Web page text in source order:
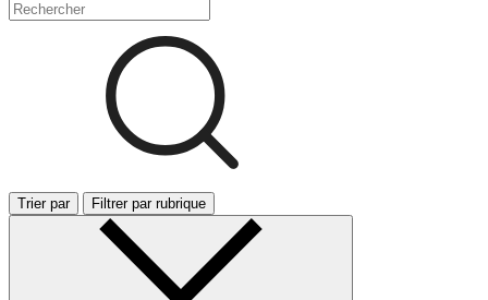
Trier par Filtrer par rubrique